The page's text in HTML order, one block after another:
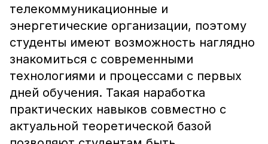
телекоммуникационные и
энергетические организации, поэтому
студенты имеют возможность наглядно
знакомиться с современными
технологиями и процессами с первых
дней обучения. Такая наработка
практических навыков совместно с
актуальной теоретической базой